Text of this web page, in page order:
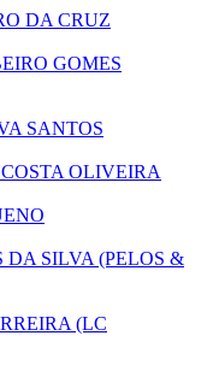
DA CRUZ
GOMES
SANTOS
OLIVEIRA
DA SILVA (PELOS &
(LC